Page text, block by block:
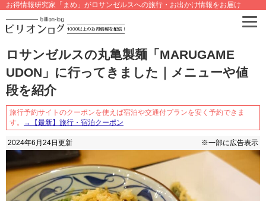
お得情報研究家「まめ」がロサンゼルスへの旅行・お出かけ情報をお届け
ロサンゼルスの丸亀製麺「MARUGAME
UDON」に行ってきました｜メニューや値
段を紹介
旅行予約サイトのクーポンを使えば宿泊や交通付プランを安く予約できま
す。
→【最新】旅行・宿泊クーポン
2024年6月24日 更新 ※一部に広告表示